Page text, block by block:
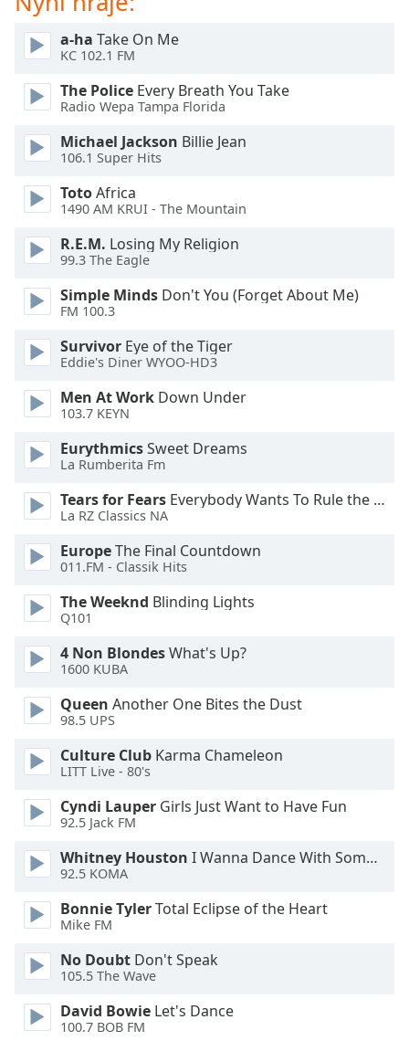
dialog
window.
Escape
and
close
window.
Text
Color
Opacity
Text
Background
Color
Opacity
Caption
Background
Size
Text
Edge
Style
Font
Family
Reset
Close
Modal
a-ha Take On Me
KC 102.1 FM
The Police Every Breath You Take
Radio Wepa Tampa Florida
Michael Jackson Billie Jean
106.1 Super Hits
TotoAfrica
1490 AM KRUI - The Mountain
R.E.M. Losing My Religion
99.3 The Eagle
Simple Minds Don't You (Forget About Me)
FM 100.3
Survivor Eye of the Tiger
Eddie's Diner WYOO-HD3
Men At Work Down Under
103.7 KEYN
EurythmicsSweet Dreams
La Rumberita Fm
Tears for Fears Everybody Wants To Rule the World
La RZ Classics NA
EuropeThe Final Countdown
011.FM - Classik Hits
The Weeknd Blinding Lights
Q101
4 Non BlondesWhat's Up?
1600 KUBA
Queen Another One Bites the Dust
98.5 UPS
Culture Club Karma Chameleon
LITT Live - 80's
Cyndi Lauper Girls Just Want to Have Fun
92.5 Jack FM
Whitney Houston I Wanna Dance With Somebody
92.5 KOMA
Bonnie TylerTotal Eclipse of the Heart
Mike FM
No Doubt Don't Speak
105.5 The Wave
David Bowie Let's Dance
100.7 BOB FM